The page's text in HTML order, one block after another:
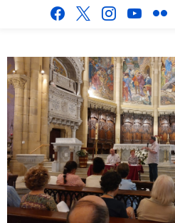
facebook
x instagram
youtube
flickr